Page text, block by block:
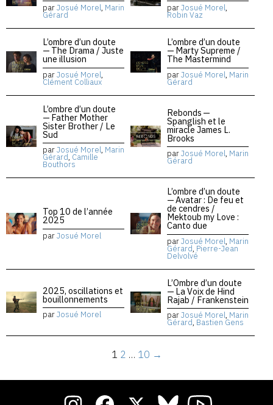
parJosué Morel, Marin
Gérard
parJosué Morel,
Robin Vaz
L’ombre d’un doute
— The Drama / Juste
une illusion
parJosué Morel,
Clément Colliaux
L’ombre d’un doute
— Marty Supreme /
The Mastermind
parJosué Morel, Marin
Gérard
L’ombre d’un doute
— Father Mother
Sister Brother / Le
Sud
parJosué Morel, Marin
Gérard, Camille
Bouthors
Rebonds —
Spanglish et le
miracle James L.
Brooks
parJosué Morel, Marin
Gérard
Top 10 de l’année
2025
parJosué Morel
L’ombre d’un doute
— Avatar : De feu et
de cendres /
Mektoub my Love :
Canto due
parJosué Morel, Marin
Gérard, Pierre-Jean
Delvolvé
2025, oscillations et
bouillonnements
parJosué Morel
L’Ombre d’un doute
— La Voix de Hind
Rajab / Frankenstein
parJosué Morel, Marin
Gérard, Bastien Gens
1 2 … 10 →